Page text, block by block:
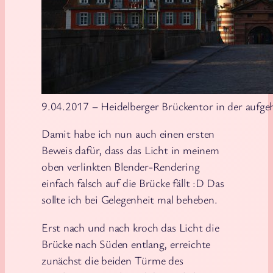
9.04.2017 – Heidelberger Brückentor in der
Damit habe ich nun auch einen ersten
Beweis dafür, dass das Licht in meinem
oben verlinkten Blender-Rendering
einfach falsch auf die Brücke fällt :D Das
sollte ich bei Gelegenheit mal beheben.
Erst nach und nach kroch das Licht die
Brücke nach Süden entlang, erreichte
zunächst die beiden Türme des